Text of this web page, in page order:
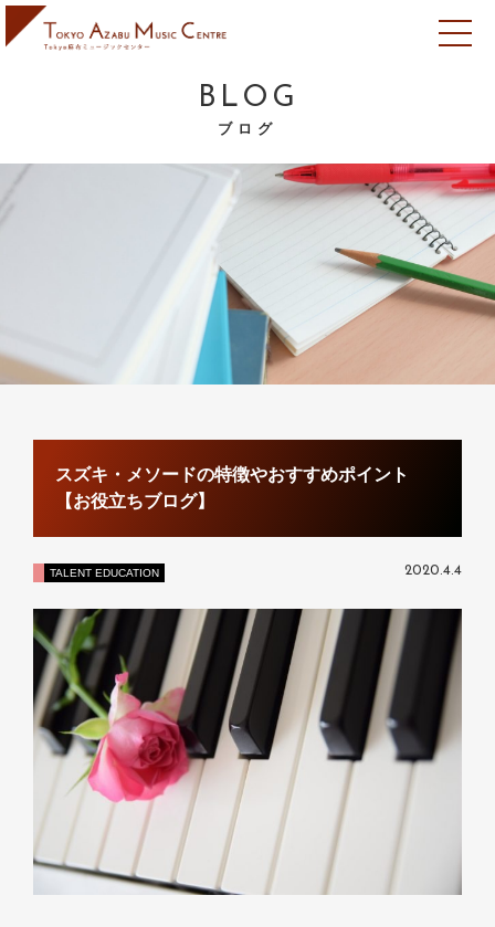
BLOG
ブログ
スズキ・メソードの特徴やおすすめポイント
【お役立ちブログ】
TALENT EDUCATION 2020.4.4